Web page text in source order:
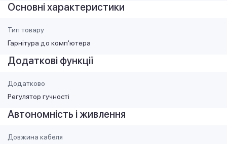
Основні характеристики
Тип товару
Гарнітура до комп'ютера
Додаткові функції
Додатково
Регулятор гучності
Автономність і живлення
Довжина кабеля